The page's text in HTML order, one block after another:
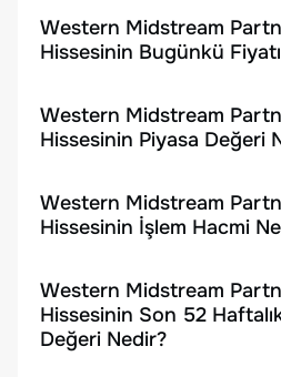
Western Midstream
Hissesinin Bugünkü
Western Midstream
Hissesinin Piyasa Değeri
Western Midstream
Hissesinin İşlem Hacmi
Western Midstream
Hissesinin Son 52
Değeri Nedir?